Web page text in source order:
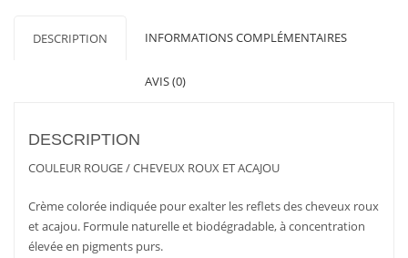
DESCRIPTION INFORMATIONS COMPLÉMENTAIRES
AVIS (0)
DESCRIPTION
COULEUR ROUGE / CHEVEUX ROUX ET ACAJOU
Crème colorée indiquée pour exalter les reflets des cheveux roux
et acajou. Formule naturelle et biodégradable, à concentration
élevée en pigments purs.